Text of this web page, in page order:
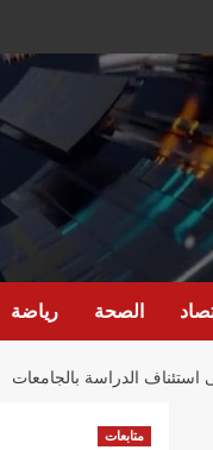
الصحة رياضة
الدراسة بالجامعات
متابعات